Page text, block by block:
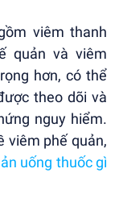
viêm thanh
quản và viêm
hơn, có thể
theo dõi và
nguy hiểm.
viêm phế quản,
uống thuốc gì